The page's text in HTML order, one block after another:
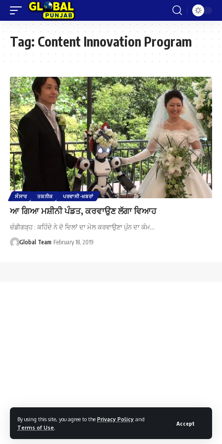
By using this site, you agree to the Privacy Policy and
Terms of Use
Accept
Tag: Content Innovation Program
ਸੰਸਾਰ ਤਕਨੀਕ ਪਰਵਾਸੀ-ਖ਼ਬਰਾਂ
ਆ ਗਿਆ ਮਸ਼ੀਨੀ ਪੰਡਤ, ਕਰਵਾਉਣ ਲੱਗਾ ਵਿਆਹ
ਚੰਡੀਗੜ੍ਹ : ਕਹਿੰਦੇ ਨੇ ਦੋ ਦਿਲਾਂ ਦਾ ਮੇਲ ਕਰਵਾਉਣਾ ਪੁੰਨ ਦਾ ਕੰਮ…
Global Team February 18, 2019